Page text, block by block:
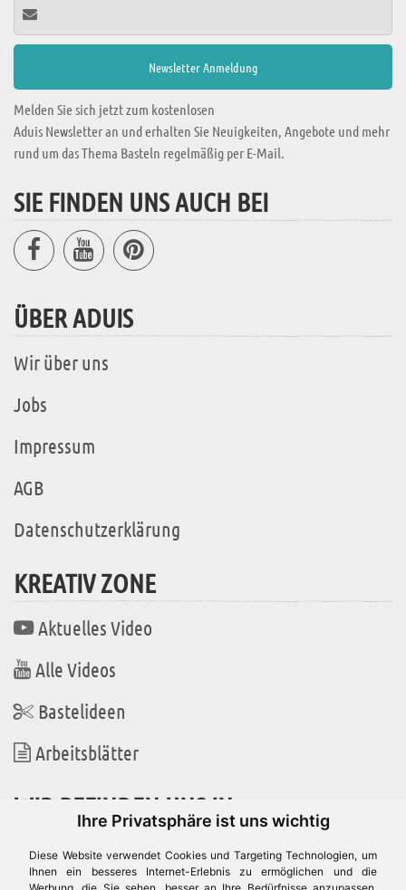
Ihre Privatsphäre ist uns wichtig
Diese Website verwendet Cookies und Targeting Technologien, um
Ihnen ein besseres Internet-Erlebnis zu ermöglichen und die
Melden Sie sich jetzt zum kostenlosen
Aduis Newsletter an und erhalten Sie Neuigkeiten, Angebote und mehr
rund um das Thema Basteln regelmäßig per E-Mail.
SIE FINDEN UNS AUCH BEI
ÜBER ADUIS
Wir über uns
Jobs
Impressum
AGB
Datenschutzerklärung
KREATIV ZONE
Aktuelles Video
Alle Videos
Bastelideen
Arbeitsblätter
WIR BEFINDEN UNS IN